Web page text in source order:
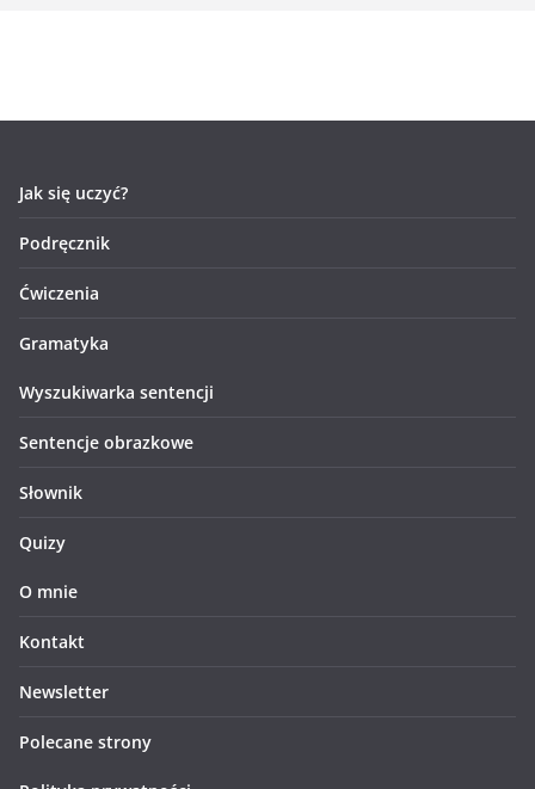
Jak się uczyć?
Podręcznik
Ćwiczenia
Gramatyka
Wyszukiwarka sentencji
Sentencje obrazkowe
Słownik
Quizy
O mnie
Kontakt
Newsletter
Polecane strony